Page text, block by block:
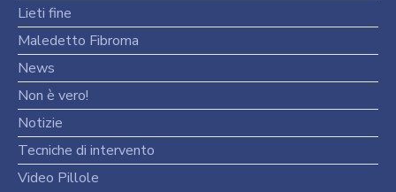
Lieti fine
Maledetto Fibroma
News
Non è vero!
Notizie
Tecniche di intervento
Video Pillole